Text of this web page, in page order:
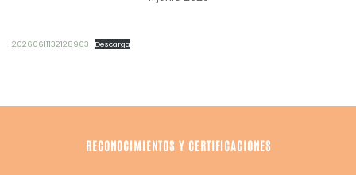
20260611132128963 Descarga
RECONOCIMIENTOS Y CERTIFICACIONES